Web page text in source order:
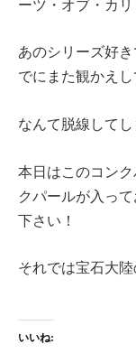
ーツ・オブ・カ
あのシリーズ好
でにまた観かえ
なんて脱線して
本日はこのコン
クパールが入っ
下さい！
それでは宝石大
いいね: